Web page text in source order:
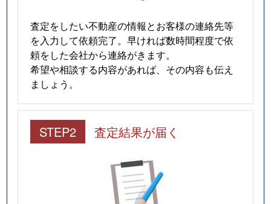
査定をしたい不動産の情報とお客様の連絡先等
を入力して依頼完了。早ければ数時間程度で依
頼をした会社から連絡がきます。
希望や相談する内容があれば、その内容も伝え
ましょう。
STEP2 査定結果が届く